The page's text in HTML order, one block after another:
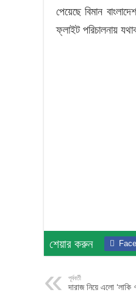
পেয়েছে বিমান
ফ্লাইট পরিচালনায়
শেয়ার করুন
পূর্ববর্তী
দারাজ নিয়ে এলো ‘লাকি